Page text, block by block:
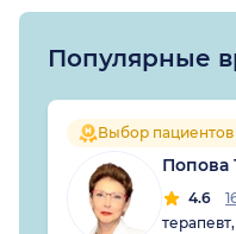
Популярные
Выбор пациентов
Попова
4.6